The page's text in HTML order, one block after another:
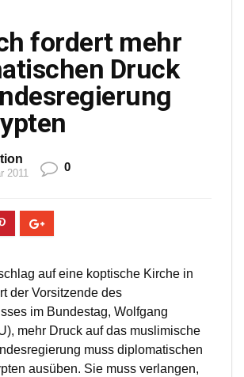
fordert mehr
Druck
2011 0
auf eine koptische Kirche in
der Vorsitzende des
im Bundestag, Wolfgang
mehr Druck auf das muslimische
muss diplomatischen
ausüben. Sie muss verlangen,